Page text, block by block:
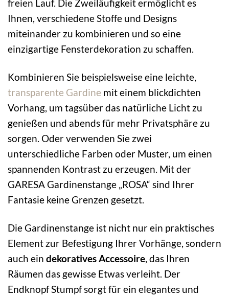
freien Lauf. Die Zweiläufigkeit ermöglicht es
Ihnen, verschiedene Stoffe und Designs
miteinander zu kombinieren und so eine
einzigartige Fensterdekoration zu schaffen.
Kombinieren Sie beispielsweise eine leichte,
transparente Gardine mit einem blickdichten
Vorhang, um tagsüber das natürliche Licht zu
genießen und abends für mehr Privatsphäre zu
sorgen. Oder verwenden Sie zwei
unterschiedliche Farben oder Muster, um einen
spannenden Kontrast zu erzeugen. Mit der
GARESA Gardinenstange „ROSA“ sind Ihrer
Fantasie keine Grenzen gesetzt.
Die Gardinenstange ist nicht nur ein praktisches
Element zur Befestigung Ihrer Vorhänge, sondern
auch ein dekoratives Accessoire, das Ihren
Räumen das gewisse Etwas verleiht. Der
Endknopf Stumpf sorgt für ein elegantes und